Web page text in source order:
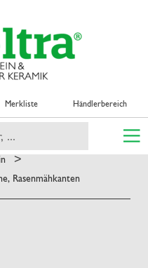
Merkliste Händlerbereich
>
Rasenmähkanten